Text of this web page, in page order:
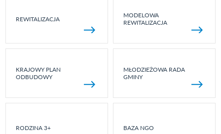
REWITALIZACJA
MODELOWA
REWITALIZACJA
KRAJOWY PLAN
ODBUDOWY
MŁODZIEŻOWA RADA
GMINY
RODZINA 3+ BAZA NGO